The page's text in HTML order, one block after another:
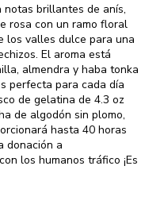
notas brillantes de anís,
rosa con un ramo floral
los valles dulce para una
El aroma está
almendra y haba tonka
perfecta para cada día
de gelatina de 4.3 oz
de algodón sin plomo,
hasta 40 horas
donación a
los humanos tráfico ¡Es